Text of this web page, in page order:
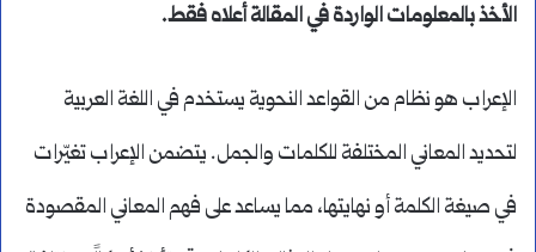
الأخذ بالمعلومات الواردة في المقالة أعلاه فقط.
الإعراب هو نظام من القواعد النحوية يستخدم في اللغة العربية
لتحديد المعاني المختلفة للكلمات والجمل. يتضمن الإعراب تغيّرات
في صيغة الكلمة أو نهايتها، مما يساعد على فهم المعاني المقصودة